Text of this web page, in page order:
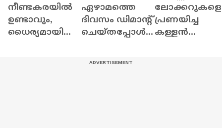
നീണ്ടകരയിൽ
ഉണ്ടാവും,
ധൈര്യമായി
ഏഴാമത്തെ
ദിവസം ഡിമാൻ്റ്
ചെയ്തപ്പോൾ
ലോക്കറുകളെ
പ്രണയിച്ച
കള്ളൻ